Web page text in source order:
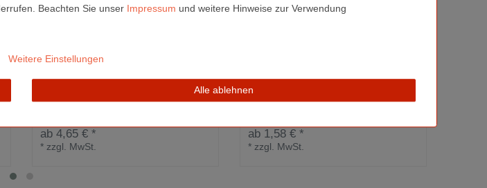
A4 Metallbox mit Deckel |
ab 4,65 € *
*zzgl. MwSt.
Designer Metalldose
ab 1,58 € *
*zzgl. MwSt.
Beachten Sie unser Impressum und weitere Hinweise zur Verwendung
Weitere Einstellungen
Alle ablehnen